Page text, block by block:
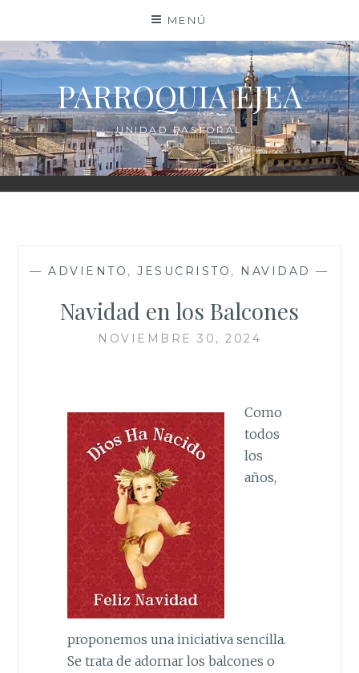
contenido
MENÚ
PARROQUIA EJEA
UNIDAD PASTORAL
—ADVIENTO ,JESUCRISTO , NAVIDAD —
Navidad en los Balcones
NOVIEMBRE 30, 2024
Como
todos
los
años,
proponemos una iniciativa sencilla.
Se trata de adornar los balcones o